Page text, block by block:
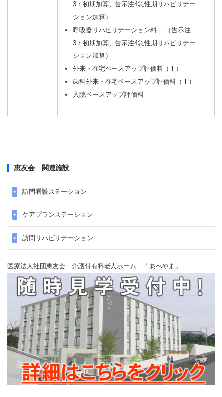
3：初期加算、告示注4急性期リハビリテー
ション加算）
呼吸器リハビリテーション料 Ⅰ（告示注
3：初期加算、告示注4急性期リハビリテー
ション加算）
外来・在宅ベースアップ評価料（Ⅰ）
歯科外来・在宅ベースアップ評価料（Ⅰ）
入院ベースアップ評価料
恵友会 関連施設
訪問看護ステーション
ケアプランステーション
訪問リハビリテーション
医療法人社団恵友会 介護付有料老人ホーム 「あべやま」